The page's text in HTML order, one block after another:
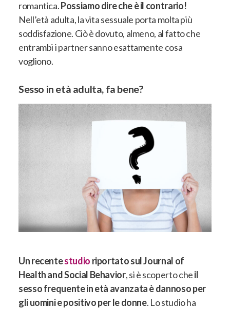
romantica.Possiamo dire che è il contrario!
Nell’età adulta, la vita sessuale porta molta più
soddisfazione. Ciò è dovuto, almeno, al fatto che
entrambi i partner sanno esattamente cosa
vogliono.
Sesso in età adulta, fa bene?
Un recentestudio riportato sul Journal of
Health and Social Behavior, si è scoperto cheil
sesso frequente in età avanzata è dannoso per
gli uomini e positivo per le donne. Lo studio ha